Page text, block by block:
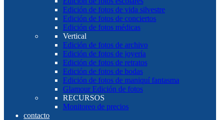
Edición de fotos de vida silvestre
Edición de fotos de conciertos
Edición de fotos médicas
Vertical
Edición de fotos de archivo
Edición de fotos de joyería
Edición de fotos de retratos
Edición de fotos de bodas
Edición de fotos de maniquí fantasma
Glamour Edición de fotos
RECURSOS
Monitoreo de precios
contacto